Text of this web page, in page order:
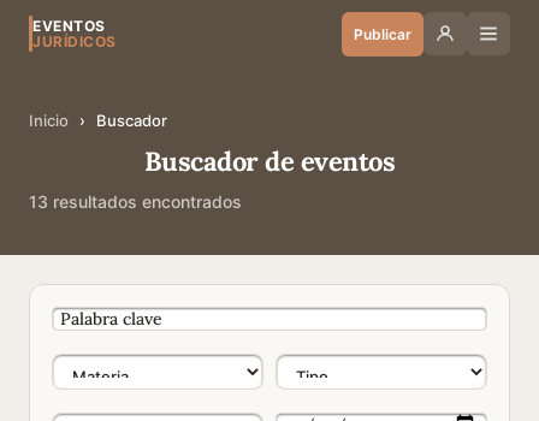
EVENTOS
JURÍDICOS
Publicar
Inicio › Buscador
Buscador de eventos
13 resultados encontrados